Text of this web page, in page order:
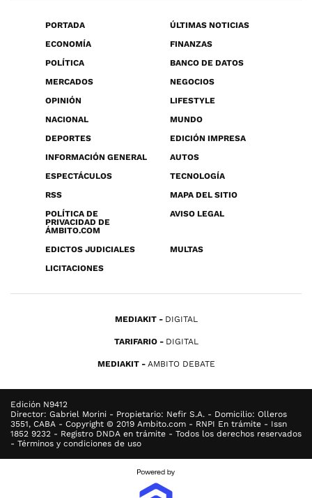
PORTADA
ÚLTIMAS NOTICIAS
ECONOMÍA
FINANZAS
POLÍTICA
BANCO DE DATOS
MERCADOS
NEGOCIOS
OPINIÓN
LIFESTYLE
NACIONAL
MUNDO
DEPORTES
EDICIÓN IMPRESA
INFORMACIÓN GENERAL
AUTOS
ESPECTÁCULOS
TECNOLOGÍA
RSS
MAPA DEL SITIO
POLÍTICA DE
PRIVACIDAD DE
ÁMBITO.COM
AVISO LEGAL
EDICTOS JUDICIALES
MULTAS
LICITACIONES
MEDIAKIT DIGITAL
TARIFARIO DIGITAL
MEDIAKIT AMBITO DEBATE
Edición N9412
Director: Gabriel Morini - Propietario: Nefir S.A. - Domicilio: Olleros
3551, CABA - Copyright © 2019 Ambito.com - RNPI En trámite - Issn
1852 9232 - Registro DNDA en trámite - Todos los derechos reservados
- Términos y condiciones de uso